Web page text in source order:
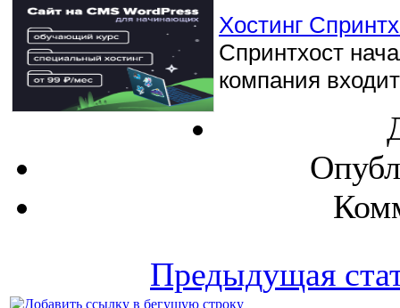
Хостинг
Спринтхост
компания
Предыдущая